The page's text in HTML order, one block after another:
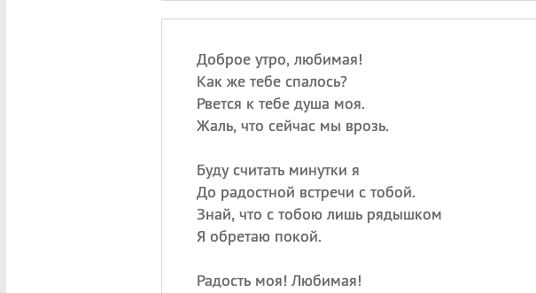
Доброе утро, любимая!
Как же тебе спалось?
Рвется к тебе душа моя.
Жаль, что сейчас мы врозь.
Буду считать минутки я
До радостной встречи с тобой.
Знай, что с тобою лишь рядышком
Я обретаю покой.
Радость моя! Любимая!